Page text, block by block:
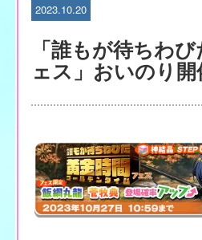
2023.10.20
「誰もが待ちわ
ェス」おいのり開